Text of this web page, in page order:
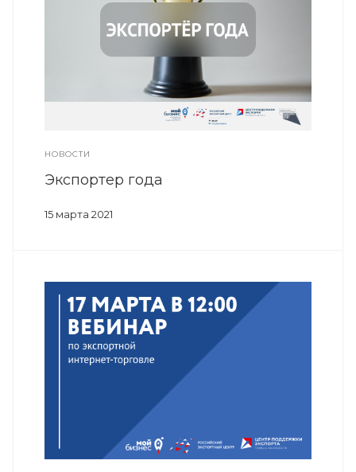
НОВОСТИ
Экспортер года
15 марта 2021